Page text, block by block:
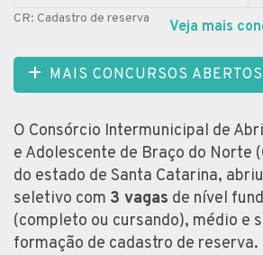
CR: Cadastro de reserva Veja mais
MAIS CONCURSOS ABERTOS
O Consórcio Intermunicipal de
e Adolescente de Braço do Norte
do estado de Santa Catarina,
seletivo com 3 vagas de nível
(completo ou cursando), médio e
formação de cadastro de reserva.